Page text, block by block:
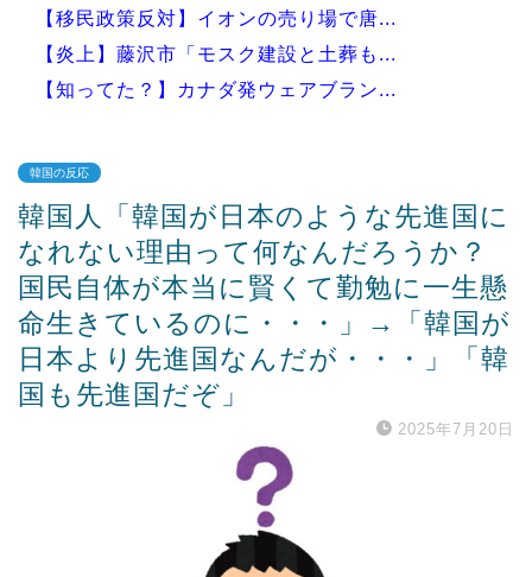
【移民政策反対】イオンの売り場で唐...
【炎上】藤沢市「モスク建設と土葬も...
【知ってた？】カナダ発ウェアブラン...
Powered by livedoor 相互RSS
韓国の反応
韓国人「韓国が日本のような先進国に
なれない理由って何なんだろうか？
国民自体が本当に賢くて勤勉に一生懸
命生きているのに・・・」→「韓国が
日本より先進国なんだが・・・」「韓
国も先進国だぞ」
2025年7月20日